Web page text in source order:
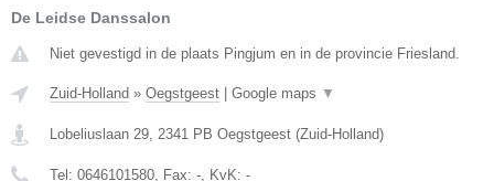
De Leidse Danssalon
Niet gevestigd in de plaats Pingjum en in de provincie Friesland.
Zuid-Holland » Oegstgeest Google maps ▼
Lobeliuslaan 29, 2341 PB Oegstgeest (Zuid-Holland)
Tel: 0646101580, Fax: -, KvK: -